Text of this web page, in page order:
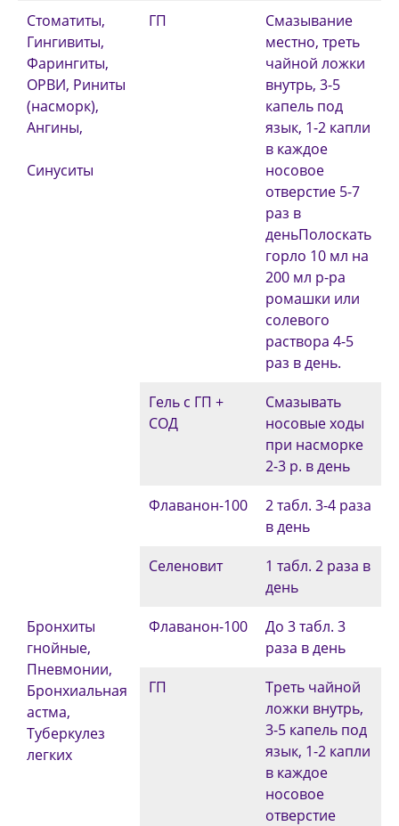
Стоматиты,
Гингивиты,
Фарингиты,
ОРВИ, Риниты
(насморк),
Ангины,
Синуситы
ГП
Смазывание
местно, треть
чайной ложки
внутрь, 3-5
капель под
язык, 1-2 капли
в каждое
носовое
отверстие 5-7
раз в
деньПолоскать
горло 10 мл на
200 мл р-ра
ромашки или
солевого
раствора 4-5
раз в день.
Гель с ГП +
СОД
Смазывать
носовые ходы
при насморке
2-3 р. в день
Флаванон-100
2 табл. 3-4 раза
в день
Селеновит
1 табл. 2 раза в
день
Бронхиты
гнойные,
Пневмонии,
Бронхиальная
астма,
Туберкулез
легких
Флаванон-100
До 3 табл. 3
раза в день
ГП
Треть чайной
ложки внутрь,
3-5 капель под
язык, 1-2 капли
в каждое
носовое
отверстие